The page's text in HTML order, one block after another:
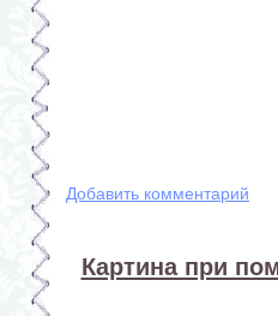
Добавить комментарий
Картина при